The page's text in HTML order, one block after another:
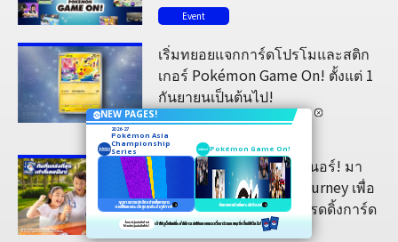
NEW PAGES!
เว็บไซต์อย่าง
เป็นทางการ
2026-27
Pokémon Asia
Championship
Series
ฤดูกาลการแข่งขันอย่างเป็นทางการ
ของโปเกมอนระดับสูงสุดประจำภูมิภาค!
เพจอีเวนต์ Pokémon Game On!
ค้นหาแบตเทิลที่เหมาะกับตัวเอง!
ตั้งแต่ผู้เล่นมือใหม่
ไปจนถึงผู้เล่นมือโปร! เข้าไปดูเว็บใหม่ที่จะทำให้การเล่นโปเกมอนเทรดดิ้งการ์ดเกมสนุกยิ่งขึ้นกันได้แล้ว!
Event
เริ่มทยอยแจกการ์ดโปรโมและสติก
เกอร์ Pokémon Game On! ตั้งแต่ 1
กันยายนเป็นต้นไป!
Event
พร้อมตัวพร้อมยัง? เทรนเนอร์! มา
เข้าร่วม New Trainer Journey เพื่อ
เปิดเส้นทางสู่โปเกมอนเทรดดิ้งการ์ด
เกมกัน!